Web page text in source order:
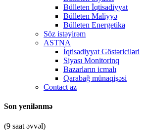
Bülleten İqtisadiyyat
Bülleten Maliyyə
Bülleten Energetika
Söz istəyirəm
ASTNA
İqtisadiyyat Göstəriciləri
Siyası Monitorinq
Bazarların icmalı
Qarabağ münaqişəsi
Contact az
Son yenilənmə
(9 saat əvvəl)